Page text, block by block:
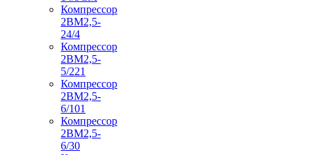
Компрессор
2ВМ2,5-
24/4
Компрессор
2ВМ2,5-
5/221
Компрессор
2ВМ2,5-
6/101
Компрессор
2ВМ2,5-
6/30